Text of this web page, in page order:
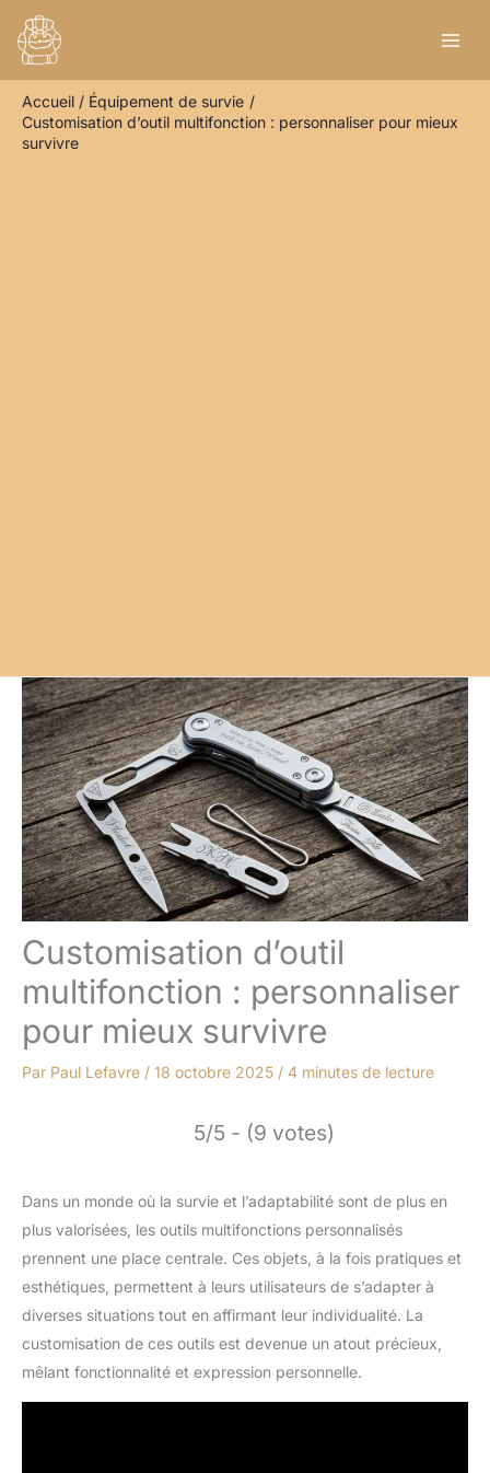
contenu
Accueil
Équipement de survie
Customisation d’outil multifonction : personnaliser pour mieux
survivre
Customisation d’outil
multifonction : personnaliser
pour mieux survivre
Par Paul Lefavre / 18 octobre 2025 / 4 minutes de lecture
5/5 - (9 votes)
Dans un monde où la survie et l’adaptabilité sont de plus en
plus valorisées, les outils multifonctions personnalisés
prennent une place centrale. Ces objets, à la fois pratiques et
esthétiques, permettent à leurs utilisateurs de s’adapter à
diverses situations tout en affirmant leur individualité. La
customisation de ces outils est devenue un atout précieux,
mêlant fonctionnalité et expression personnelle.
e
h
e